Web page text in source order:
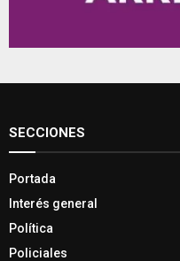
SECCIONES
Portada
Interés general
Política
Policiales